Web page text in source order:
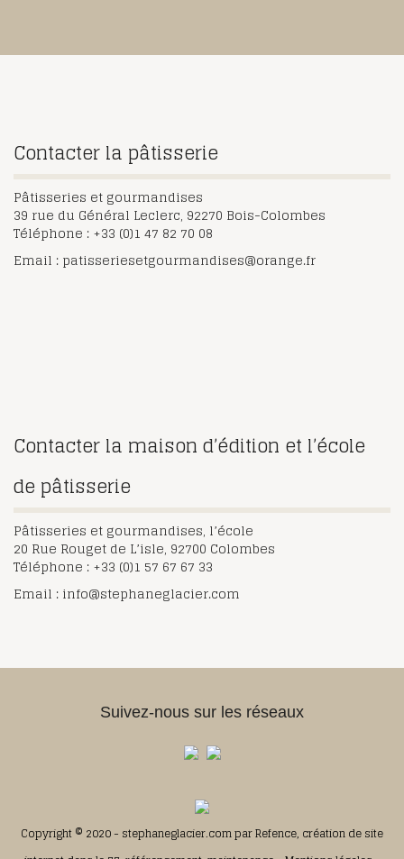
Contacter la pâtisserie
Pâtisseries et gourmandises
39 rue du Général Leclerc, 92270 Bois-Colombes
Téléphone : +33 (0)1 47 82 70 08
Email : patisseriesetgourmandises@orange.fr
Contacter la maison d’édition et l’école
de pâtisserie
Pâtisseries et gourmandises, l’école
20 Rue Rouget de L’isle, 92700 Colombes
Téléphone : +33 (0)1 57 67 67 33
Email : info@stephaneglacier.com
Suivez-nous sur les réseaux
Copyright © 2020 - stephaneglacier.com parRefence, création de site